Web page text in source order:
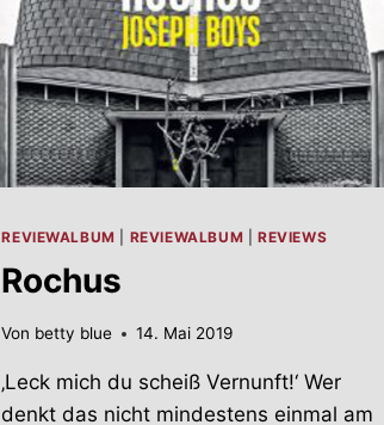
REVIEWALBUM REVIEWALBUM |REVIEWS
Rochus
Von betty blue 14. Mai 2019
‚Leck mich du scheiß Vernunft!‘ Wer
denkt das nicht mindestens einmal am